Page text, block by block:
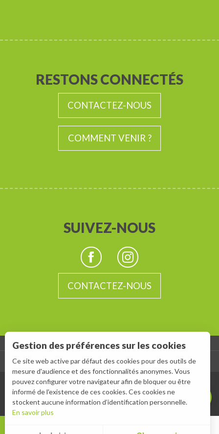
Description
Prestations
Ouvertures
Contacter par
RESTONS CONNECTÉS
CONTACTEZ-NOUS
COMMENT VENIR ?
SUIVEZ-NOUS
CONTACTEZ-NOUS
ESPACE GROUPES - ESPACE PRESSE
Gestion des préférences sur les cookies
Ce site web active par défaut des cookies pour des outils de
mesure d'audience et des fonctionnalités anonymes. Vous
pouvez configurer votre navigateur afin de bloquer ou être
informé de l'existence de ces cookies. Ces cookies ne
stockent aucune information d’identification personnelle.
En savoir plus